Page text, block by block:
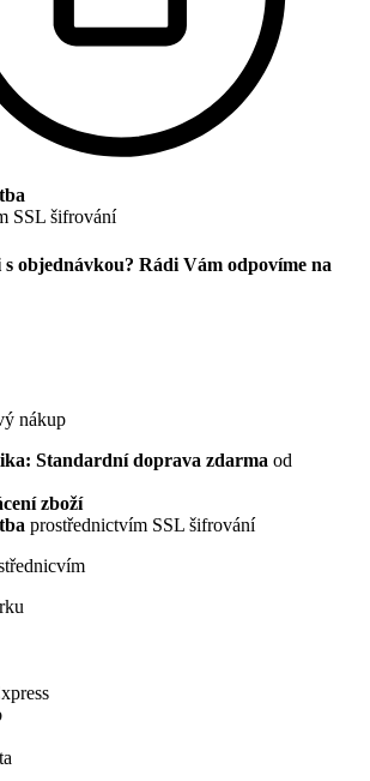
SSL šifrování
objednávkou? Rádi Vám odpovíme na
nákup
Standardní doprava zdarma od
zboží
prostřednictvím SSL šifrování